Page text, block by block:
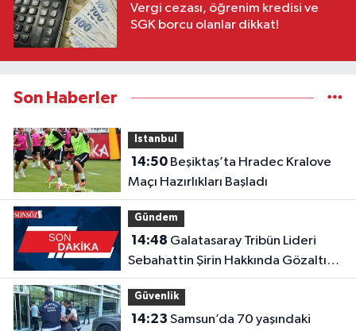
Vergi cezası, öğrenim kredisi ve
SGK borcu olanlar dikkat!
Son Haberler
Istanbul
14:50Beşiktaş’ta Hradec Kralove
Maçı Hazırlıkları Başladı
Gündem
14:48
Sebahattin Şirin Hakkında Gözaltı
Kararı
Güvenlik
14:23